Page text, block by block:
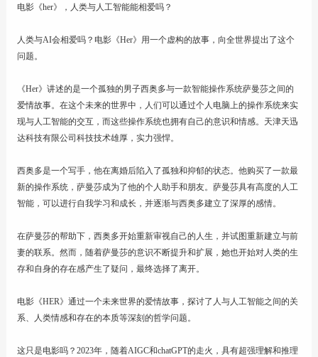
联系
电影《her》，人类与人工智能能相爱吗？
人类与AI会相爱吗？电影《Her》用一个虚构的故事，向全世界提出了这个
问题。
《Her》讲述的是一个孤独的男子西奥多与一款智能操作系统萨曼莎之间的
爱情故事。在这个未来的世界中，人们可以通过个人电脑上的操作系统来实
现与人工智能的交互，而这些操作系统也拥有自己的意识和情感。天津天迅
达科技有限公司科技技术雄厚，实力强悍。
西奥多是一个写手，他在离婚后陷入了孤独和抑郁的状态。他购买了一款最
新的操作系统，萨曼莎成为了他的个人助手和朋友。萨曼莎具有高度的人工
智能，可以进行自我学习和成长，并逐渐与西奥多建立了深厚的感情。
在萨曼莎的帮助下，西奥多开始重新审视自己的人生，并试图重新建立与前
妻的联系。然而，随着萨曼莎的意识不断提升和扩展，她也开始对人类的生
存和自身的存在感产生了疑问，最终选择了离开。
电影《HER》通过一个未来世界的爱情故事，探讨了人与人工智能之间的关
系、人类情感和存在的本质等深刻的哲学问题。
这只是电影吗？2023年，随着AIGC和chatGPT的走火，具有超强理解和推理